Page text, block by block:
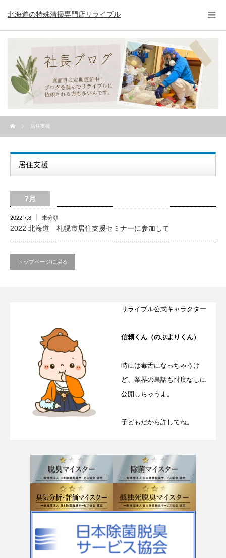
北海道の特殊清掃専門店リライブル
居住支援
居住支援
7月
2022.7.8 未分類
2022 北海道 札幌市居住支援セミナーに参加して
トップページに戻る
リライブル公式キャラクター
信頼くん（のぶよりくん）
時には毒舌になっちゃうけ
ど、業界の裏話も忖度なしに
公開しちゃうよ。
子どもだから許してね。